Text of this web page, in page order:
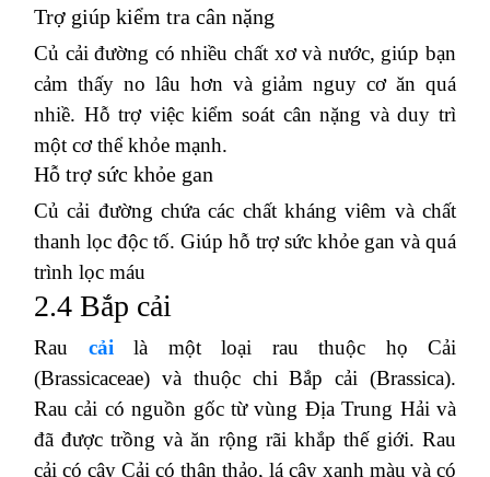
Trợ giúp kiểm tra cân nặng
Củ cải đường có nhiều chất xơ và nước, giúp bạn
cảm thấy no lâu hơn và giảm nguy cơ ăn quá
nhiề. Hỗ trợ việc kiểm soát cân nặng và duy trì
một cơ thể khỏe mạnh.
Hỗ trợ sức khỏe gan
Củ cải đường chứa các chất kháng viêm và chất
thanh lọc độc tố. Giúp hỗ trợ sức khỏe gan và quá
trình lọc máu
2.4 Bắp cải
Rau cải là một loại rau thuộc họ Cải
(Brassicaceae) và thuộc chi Bắp cải (Brassica).
Rau cải có nguồn gốc từ vùng Địa Trung Hải và
đã được trồng và ăn rộng rãi khắp thế giới. Rau
cải có cây Cải có thân thảo, lá cây xanh màu và có